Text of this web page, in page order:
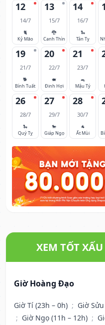
12
14/7
🐈
Kỷ Mão
13
15/7
🐉
Canh Thìn
14
16/7
🐍
Tân Tỵ
19
21/7
🐕
Bính Tuất
20
22/7
🐖
Đinh Hợi
21
23/7
🐀
Mậu Tý
26
28/7
🐍
Quý Tỵ
27
29/7
🐎
Giáp Ngọ
28
30/7
🐐
Ất Mùi
XEM TỐT
Giờ Hoàng Đạo
Giờ Tí (23h – 0h) ; Giờ
; Giờ Ngọ (11h – 12h) ;